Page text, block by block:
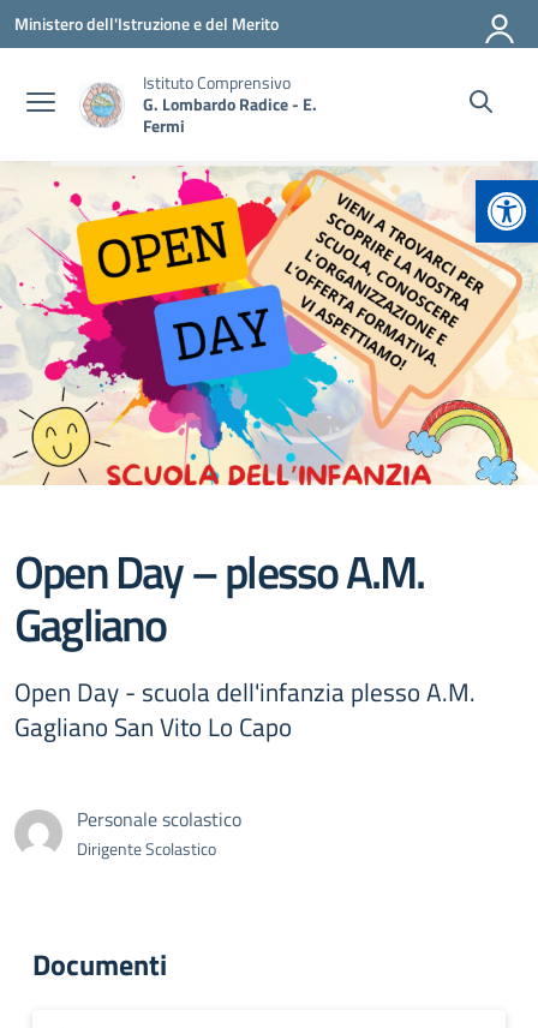
Vai ai contenuti
Vai al menu di navigazione
Vai al footer
Ministero dell'Istruzione e del Merito
Istituto Comprensivo
G. Lombardo Radice - E.
Fermi
Open Day – plesso A.M.
Gagliano
Open Day - scuola dell'infanzia plesso A.M.
Gagliano San Vito Lo Capo
Personale scolastico
Dirigente Scolastico
Documenti